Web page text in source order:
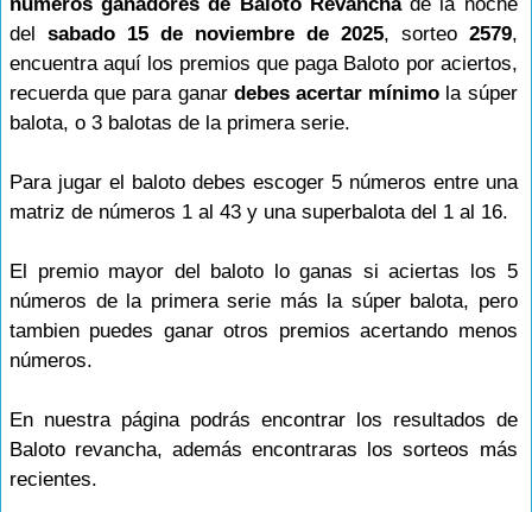
del sabado 15 de noviembre de 2025, sorteo 2579,
encuentra aquí los premios que paga Baloto por aciertos,
recuerda que para ganar debes acertar mínimo la súper
balota, o 3 balotas de la primera serie.
Para jugar el baloto debes escoger 5 números entre una
matriz de números 1 al 43 y una superbalota del 1 al 16.
El premio mayor del baloto lo ganas si aciertas los 5
números de la primera serie más la súper balota, pero
tambien puedes ganar otros premios acertando menos
números.
En nuestra página podrás encontrar los resultados de
Baloto revancha, además encontraras los sorteos más
recientes.